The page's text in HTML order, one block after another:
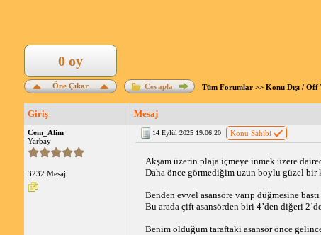
Öne Çıkar
0 oy
Cevapla Tüm Forumlar>> Konu Dışı / Off
Giriş Mesaj
Cem_Alim
Yarbay
3232 Mesaj
14 Eylül 2025 19:06:20 Konu Sahibi
Akşam üzerin plaja içmeye inmek üzere
Daha önce görmediğim uzun boylu güzel
Benden evvel asansöre varıp düğmesine
Bu arada çift asansörden biri 4’den diğeri
Benim olduğum taraftaki asansör önce